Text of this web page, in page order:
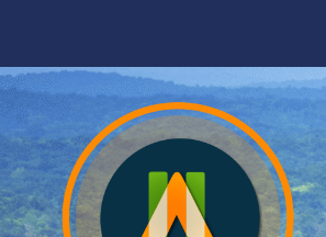
contenido